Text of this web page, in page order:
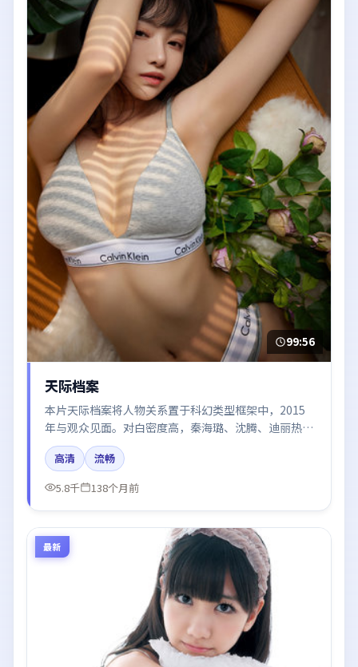
99:56
天际档案
本片天际档案将人物关系置于科幻类型框架中，2015
年与观众见面。对白密度高，秦海璐、沈腾、迪丽热
巴、白宇、刘亦菲的台词节奏值得关注；整体气质偏中
国大陆都市与冷色调摄影。
高清
流畅
5.8千
138个月前
最新